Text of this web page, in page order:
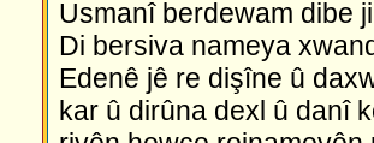
Usmanî berdewam dibe
Di bersiva nameya
Edenê jê re dişîne û
kar û dirûna dexl û danî